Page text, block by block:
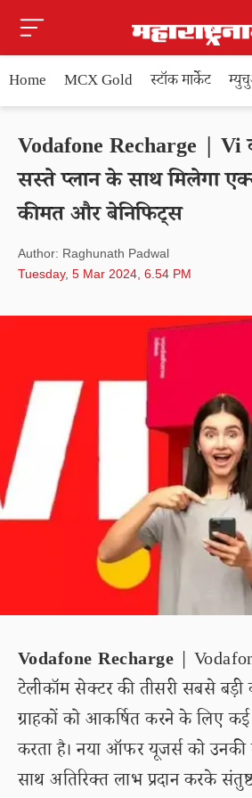
Home MCX Gold स्टॉक मार्केट
Vodafone Recharge |
सस्ते प्लान के साथ मिलेगा
कीमत और बेनिफिट्स
Author: Raghunath Padwal
Tuesday, 5 Mar 2024, 6.54 PM
Vodafone Recharge |
टेलीकॉम सेक्टर की तीसरी सबसे
ग्राहकों को आकर्षित करने के लिए
करता है। नया ऑफर यूजर्स को
साथ अतिरिक्त लाभ प्रदान करके